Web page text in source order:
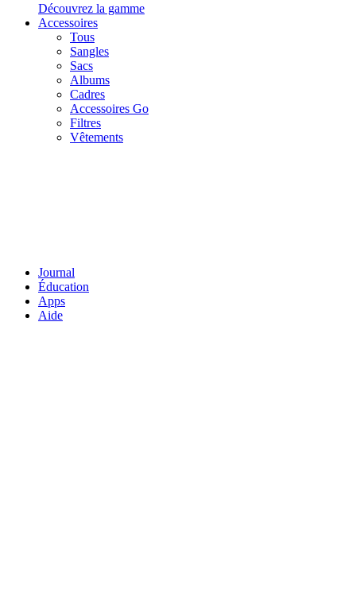
Découvrez la gamme
Accessoires
Tous
Sangles
Sacs
Albums
Cadres
Accessoires Go
Filtres
Vêtements
Journal
Éducation
Apps
Aide